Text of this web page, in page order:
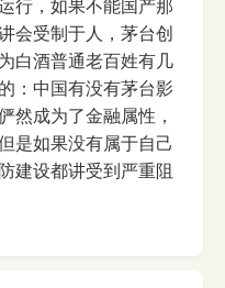
行，如果不能国产那
会受制于人，茅台创
白酒普通老百姓有几
：中国有没有茅台影
然成为了金融属性，
是如果没有属于自己
建设都讲受到严重阻